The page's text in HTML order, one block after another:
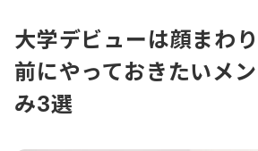
大学デビューは顔まわ
前にやっておきたいメ
み3選